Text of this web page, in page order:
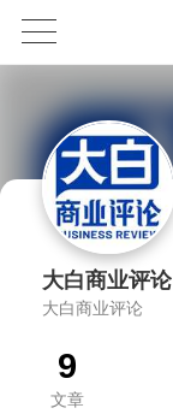
1X
大白商业评论
大白商业评论
9
文章